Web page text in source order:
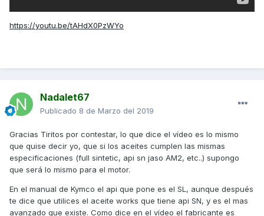
https://youtu.be/tAHdX0PzWYo
Nadalet67
Publicado 8 de Marzo del 2019
Gracias Tiritos por contestar, lo que dice el vídeo es lo mismo
que quise decir yo, que si los aceites cumplen las mismas
especificaciones (full sintetic, api sn jaso AM2, etc..) supongo
que será lo mismo para el motor.
En el manual de Kymco el api que pone es el SL, aunque después
te dice que utilices el aceite works que tiene api SN, y es el mas
avanzado que existe. Como dice en el vídeo el fabricante es